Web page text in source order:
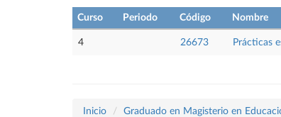
Curso Periodo Código Nombre
4 26673 Prácticas
Inicio Graduado en Magisterio en